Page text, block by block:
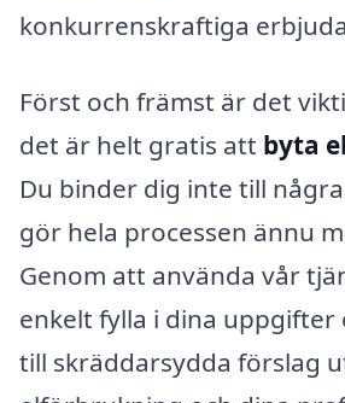
konkurrenskraftiga
Först och främst är det
det är helt gratis att byta
Du binder dig inte till
gör hela processen ännu
Genom att använda vår
enkelt fylla i dina uppgifter
till skräddarsydda förslag